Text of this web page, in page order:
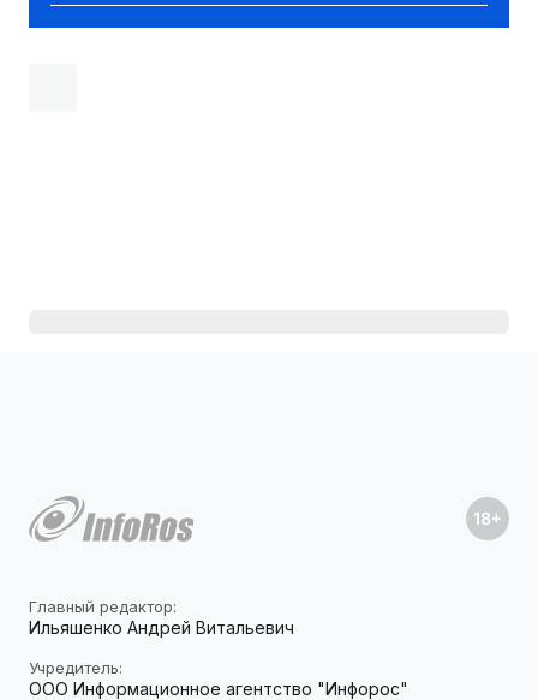
Главный редактор:
Ильяшенко Андрей Витальевич
Учредитель:
ООО Информационное агентство "Инфорос"